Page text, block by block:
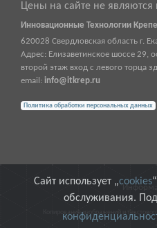
Цены на сайте не являются
Инновационные Технологии
620028 Свердловская область г.
Адрес: Елизаветинское шоссе 29,
второй этаж вход с левого торца
email: info@itkrep.ru
Политика обработки персональных данных
Копирование изображений и
Сайт использует „cookies
обслуживания.